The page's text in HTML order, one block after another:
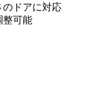
のドアに対応
整可能